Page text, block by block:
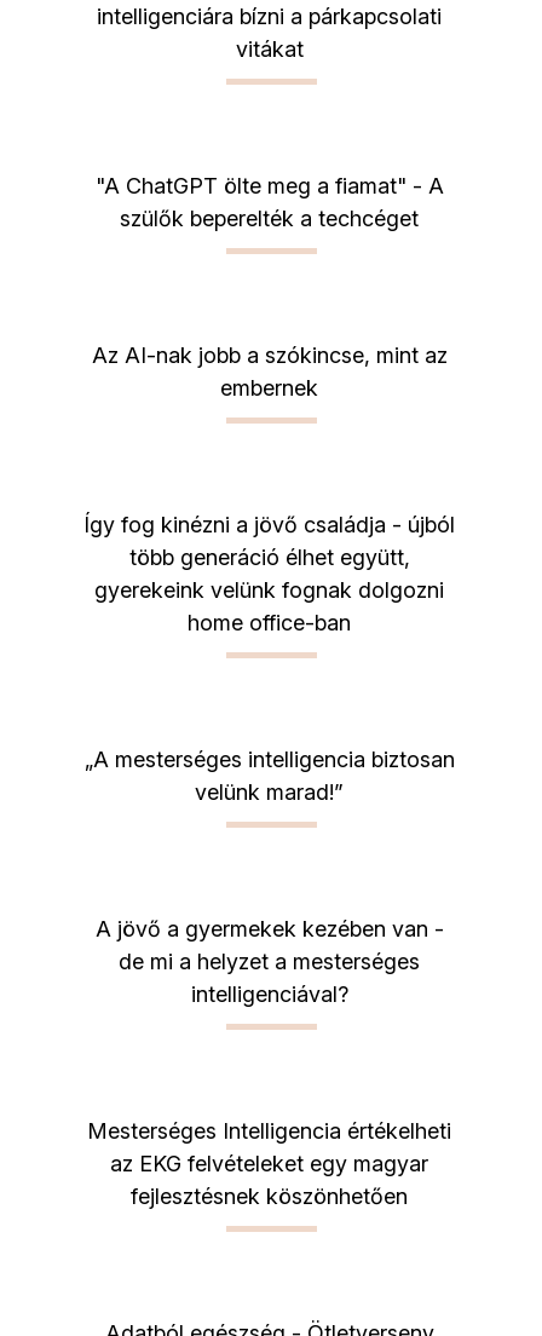
intelligenciára bízni a párkapcsolati
vitákat
"A ChatGPT ölte meg a fiamat" - A
szülők beperelték a techcéget
Az AI-nak jobb a szókincse, mint az
embernek
Így fog kinézni a jövő családja - újból
több generáció élhet együtt,
gyerekeink velünk fognak dolgozni
home office-ban
„A mesterséges intelligencia biztosan
velünk marad!”
A jövő a gyermekek kezében van -
de mi a helyzet a mesterséges
intelligenciával?
Mesterséges Intelligencia értékelheti
az EKG felvételeket egy magyar
fejlesztésnek köszönhetően